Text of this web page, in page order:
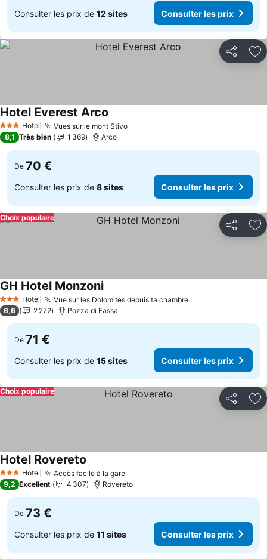
Consulter les prix de 12 sites Consulter les prix
Partager
3 ÉtoilesHotel Vues sur le mont StivoConsulter les prix
Hotel Everest Arco
8,1 Très bien 1 369 Arco
De 70 €
Consulter les prix de 8 sites Consulter les prix
Partager
Choix populaire
3 ÉtoilesHotel Vue sur les Dolomites depuis ta chambreConsulter les prix
GH Hotel MonzoniConsulter les prix
6,6 2 272 Pozza di Fassa
De 71 €
Consulter les prix de 15 sites Consulter les prix
Partager
Choix populaire
3 ÉtoilesHotel Accès facile à la gareConsulter les prix
Hotel Rovereto
9,2 Excellent 4 307 Rovereto
De 73 €
Consulter les prix de 11 sites Consulter les prix